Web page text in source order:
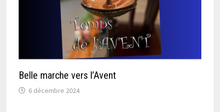
Belle marche vers l’Avent
6 décembre 2024